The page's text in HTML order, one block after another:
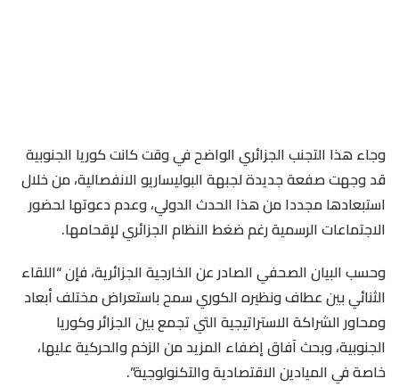
وجاء هذا التجنب الجزائري الواضح في وقت كانت كوريا الجنوبية
قد وجهت صفعة جديدة لجبهة البوليساريو الانفصالية، من خلال
استبعادها مجددا من هذا الحدث الدولي، وعدم دعوتها لحضور
الاجتماعات الرسمية رغم ضغط النظام الجزائري لإقحامها.
وحسب البيان الصحفي الصادر عن الخارجية الجزائرية، فإن “اللقاء
الثنائي بين عطاف ونظيره الكوري سمح باستعراض مختلف أبعاد
ومحاور الشراكة الاستراتيجية التي تجمع بين الجزائر وكوريا
الجنوبية، وبحث آفاق إضفاء المزيد من الزخم والحركية عليها،
خاصة في الميادين الاقتصادية والتكنولوجية”.